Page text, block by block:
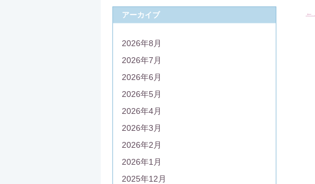
←
アーカイブ
2026年8月
2026年7月
2026年6月
2026年5月
2026年4月
2026年3月
2026年2月
2026年1月
2025年12月